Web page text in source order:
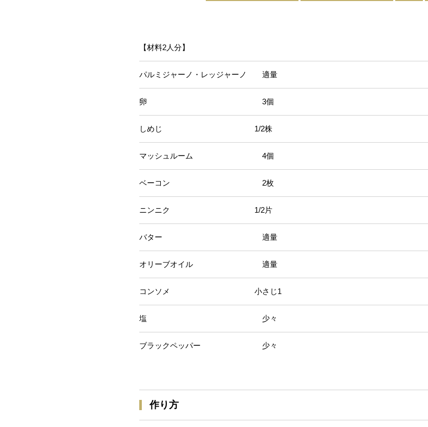
【材料2人分】
パルミジャーノ・レッジャーノ 適量
卵 3個
しめじ 1/2株
マッシュルーム 4個
ベーコン 2枚
ニンニク 1/2片
バター 適量
オリーブオイル 適量
コンソメ 小さじ1
塩 少々
ブラックペッパー 少々
作り方